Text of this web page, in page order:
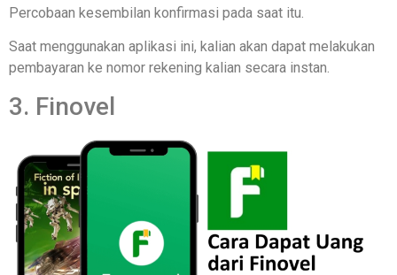
Percobaan kesembilan konfirmasi pada saat itu.
Saat menggunakan aplikasi ini, kalian akan dapat melakukan
pembayaran ke nomor rekening kalian secara instan.
3. Finovel